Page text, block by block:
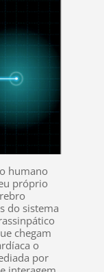
humano
próprio
do sistema
chegam
o
por